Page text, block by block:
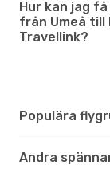
Hur kan jag
från Umeå till
Travellink?
Populära
Andra